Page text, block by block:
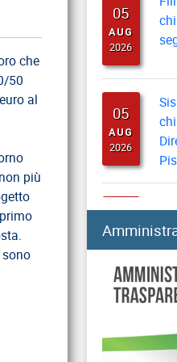
che
50
al
più
AUG
2026
AUG
2026
05
AUG
05
2026